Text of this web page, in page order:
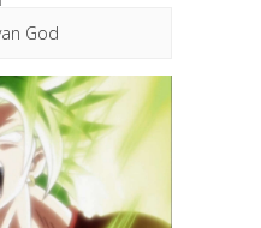
God